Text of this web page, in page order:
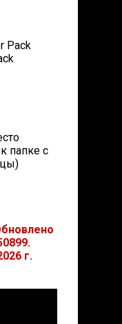
Pack
папке с
г.